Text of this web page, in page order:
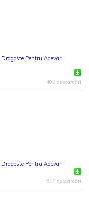
Dragoste Pentru Adevar
402 descărcări
Dragoste Pentru Adevar
517 descărcări